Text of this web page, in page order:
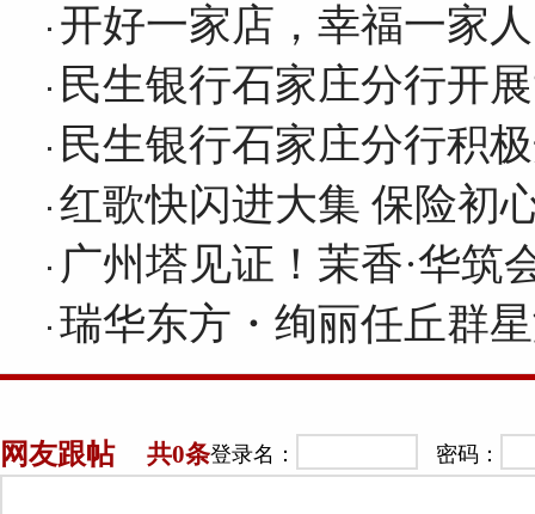
开好一家店，幸福一家
民生银行石家庄分行开
民生银行石家庄分行积
红歌快闪进大集 保险
广州塔见证！茉香·华筑
瑞华东方・绚丽任丘群